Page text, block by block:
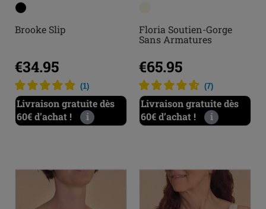
Brooke Slip
€34.95
(1)
Livraison gratuite dès
60€ d’achat !
i
Floria Soutien-Gorge
Sans Armatures
€65.95
(7)
Livraison gratuite dès
60€ d’achat !
i